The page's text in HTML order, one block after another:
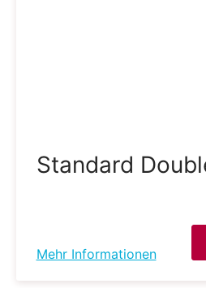
Standard
Mehr Informationen